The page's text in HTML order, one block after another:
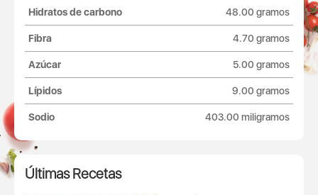
Hidratos de carbono 48.00 gramos
Fibra 4.70 gramos
Azúcar 5.00 gramos
Lípidos 9.00 gramos
Sodio 403.00 miligramos
Últimas Recetas